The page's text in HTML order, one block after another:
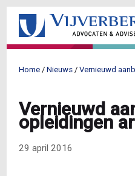
Overslaan
de
gaanHome Nieuws Vernieuwd
Vernieuwd
opleidingen
29 april 2016